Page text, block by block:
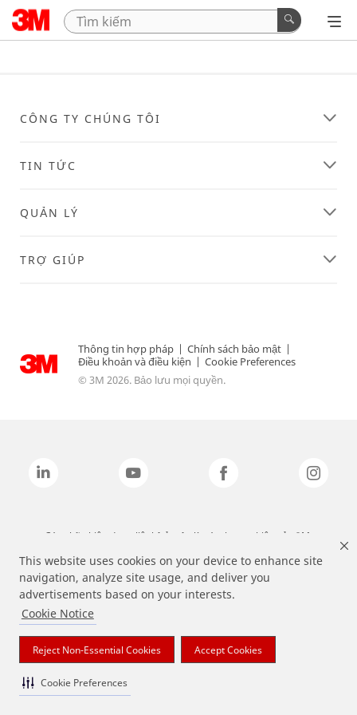
This website uses cookies on your device to enhance site
navigation, analyze site usage, and deliver you
advertisements based on your interests.
Cookie Notice
Reject Non-Essential Cookies Accept Cookies
Cookie Preferences
CÔNG TY CHÚNG TÔI
TIN TỨC
QUẢN LÝ
TRỢ GIÚP
Thông tin hợp pháp | Chính sách bảo mật |
Điều khoản và điều kiện | Cookie Preferences
© 3M 2026. Bảo lưu mọi quyền.
Các nhãn hiệu được liệt kê ở trên là các thương hiệu của 3M.